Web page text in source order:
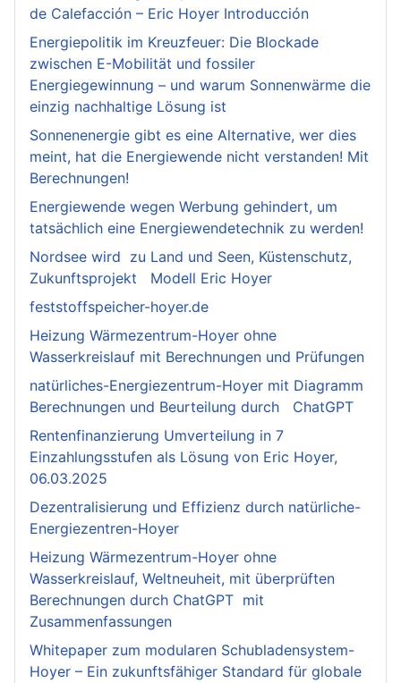
de Calefacción – Eric Hoyer Introducción
Energiepolitik im Kreuzfeuer: Die Blockade
zwischen E-Mobilität und fossiler
Energiegewinnung – und warum Sonnenwärme die
einzig nachhaltige Lösung ist
Sonnenenergie gibt es eine Alternative, wer dies
meint, hat die Energiewende nicht verstanden! Mit
Berechnungen!
Energiewende wegen Werbung gehindert, um
tatsächlich eine Energiewendetechnik zu werden!
Nordsee wird zu Land und Seen, Küstenschutz,
Zukunftsprojekt Modell Eric Hoyer
feststoffspeicher-hoyer.de
Heizung Wärmezentrum-Hoyer ohne
Wasserkreislauf mit Berechnungen und Prüfungen
natürliches-Energiezentrum-Hoyer mit Diagramm
Berechnungen und Beurteilung durch ChatGPT
Rentenfinanzierung Umverteilung in 7
Einzahlungsstufen als Lösung von Eric Hoyer,
06.03.2025
Dezentralisierung und Effizienz durch natürliche-
Energiezentren-Hoyer
Heizung Wärmezentrum-Hoyer ohne
Wasserkreislauf, Weltneuheit, mit überprüften
Berechnungen durch ChatGPT mit
Zusammenfassungen
Whitepaper zum modularen Schubladensystem-
Hoyer – Ein zukunftsfähiger Standard für globale